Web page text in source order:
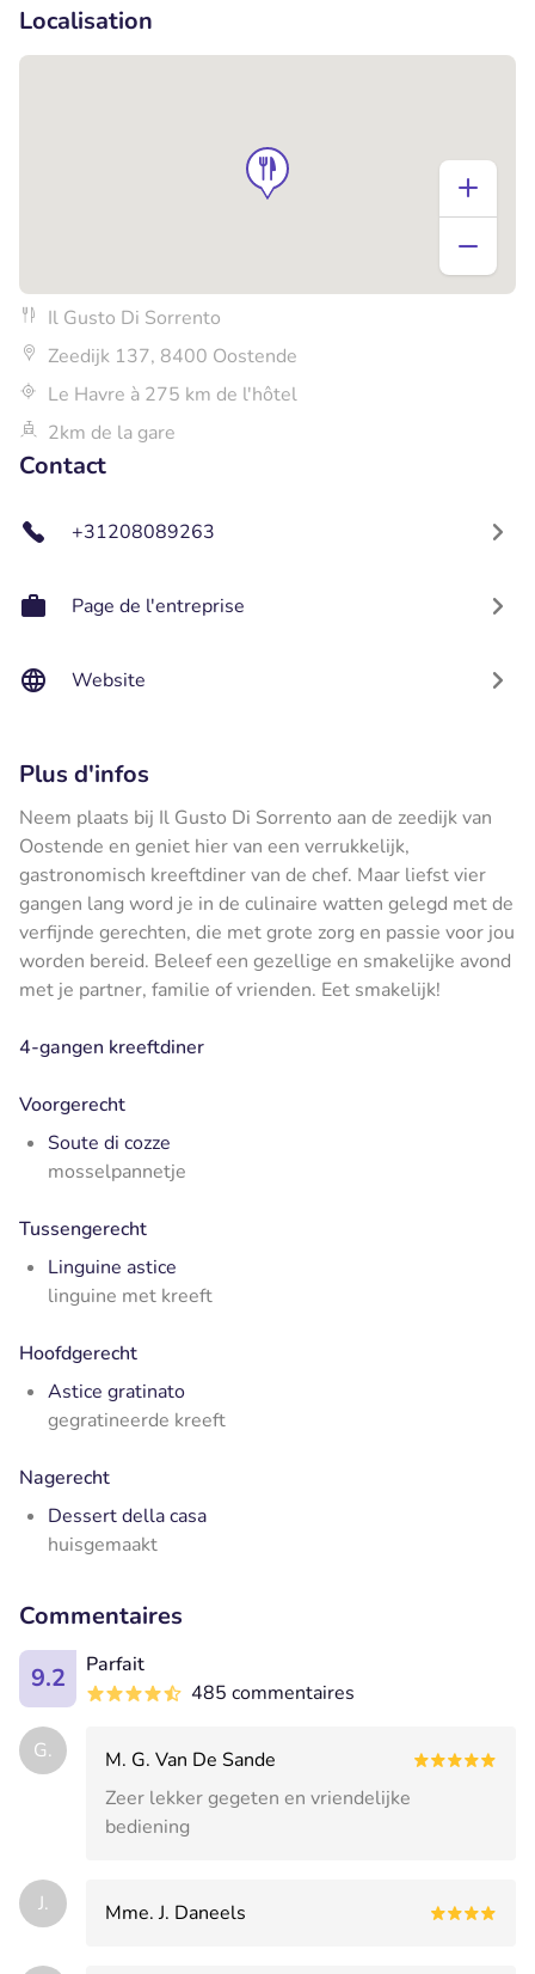
Localisation
Il Gusto Di Sorrento
Zeedijk 137, 8400 Oostende
Le Havre à 275 km de l'hôtel
2km de la gare
Contact
+31208089263
Page de l'entreprise
Website
Plus d'infos
Neem plaats bij Il Gusto Di Sorrento aan de zeedijk van
Oostende en geniet hier van een verrukkelijk,
gastronomisch kreeftdiner van de chef. Maar liefst vier
gangen lang word je in de culinaire watten gelegd met de
verfijnde gerechten, die met grote zorg en passie voor jou
worden bereid. Beleef een gezellige en smakelijke avond
met je partner, familie of vrienden. Eet smakelijk!
4-gangen kreeftdiner
Voorgerecht
Soute di cozze
mosselpannetje
Tussengerecht
Linguine astice
linguine met kreeft
Hoofdgerecht
Astice gratinato
gegratineerde kreeft
Nagerecht
Dessert della casa
huisgemaakt
Commentaires
9.2
Parfait
485 commentaires
G.
M. G. Van De Sande
Zeer lekker gegeten en vriendelijke
bediening
J. Mme. J. Daneels